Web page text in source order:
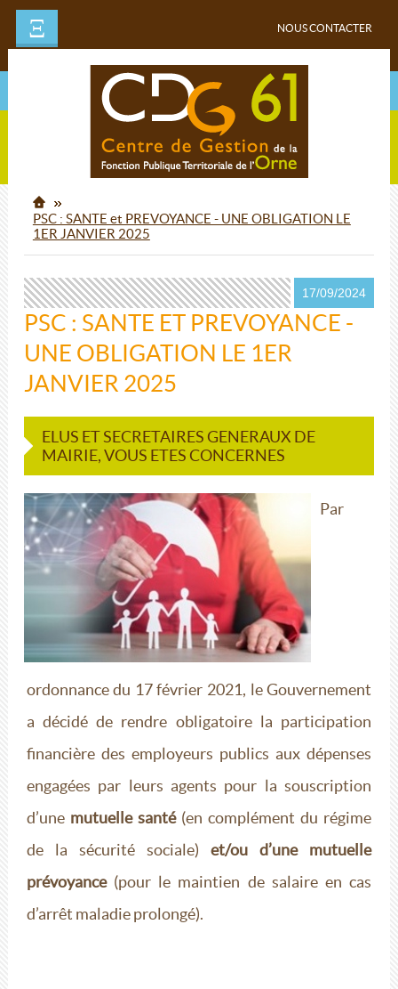
Ξ NOUS CONTACTER
PSC : SANTE et PREVOYANCE - UNE OBLIGATION LE
1ER JANVIER 2025
17/09/2024
PSC : SANTE ET PREVOYANCE -
UNE OBLIGATION LE 1ER
JANVIER 2025
ELUS ET SECRETAIRES GENERAUX DE
MAIRIE, VOUS ETES CONCERNES
Par
ordonnance du 17 février 2021, le Gouvernement
a décidé de rendre obligatoire la participation
financière des employeurs publics aux dépenses
engagées par leurs agents pour la souscription
d’une mutuelle santé(en complément du régime
de la sécurité sociale)et/ou d’une
mutuelle
prévoyance(pour le maintien de salaire en cas
d’arrêt maladie prolongé).